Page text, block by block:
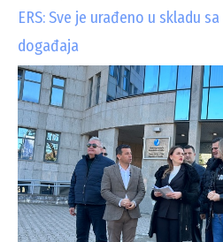
ERS: Sve je urađeno u skladu
događaja